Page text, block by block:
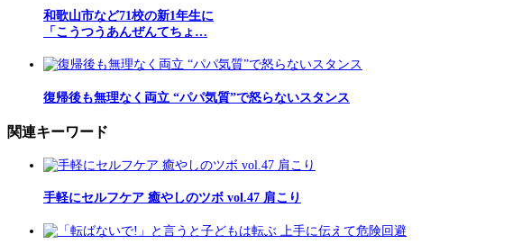
和歌山市など71校の新1年生に
「こうつうあんぜんてちょ…
復帰後も無理なく両立 “パパ気質”で怒らないスタンス
関連キーワード
手軽にセルフケア 癒やしのツボ vol.47 肩こり